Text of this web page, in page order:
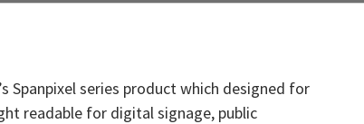
Spanpixel series product which designed for
readable for digital signage, public